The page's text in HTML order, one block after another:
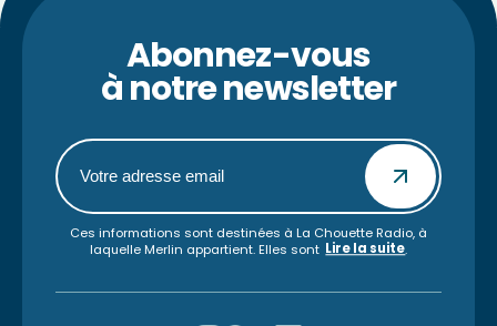
Abonnez-vous
à notre newsletter
Ces informations sont destinées à La Chouette Radio, à
laquelle Merlin appartient. Elles sont Lire la suite.